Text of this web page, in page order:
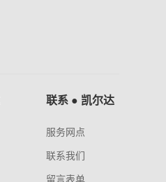
联系 ● 凯尔达
服务网点
联系我们
留言表单